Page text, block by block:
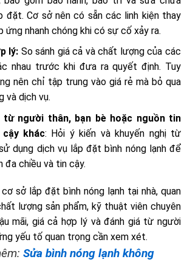
đặt. Cơ sở nên có sẵn các linh kiện thay
ứng nhanh chóng khi có sự cố xảy ra.
lý: So sánh giá cả và chất lượng của các
nhau trước khi đưa ra quyết định. Tuy
nên chỉ tập trung vào giá rẻ mà bỏ qua
và dịch vụ.
từ người thân, bạn bè hoặc nguồn tin
khác: Hỏi ý kiến và khuyến nghị từ
dụng dịch vụ lắp đặt bình nóng lạnh để
đa chiều và tin cậy.
sở lắp đặt bình nóng lạnh tại nhà, quan
lượng sản phẩm, kỹ thuật viên chuyên
mãi, giá cả hợp lý và đánh giá từ người
yếu tố quan trọng cần xem xét.
Sửa bình nóng lạnh không